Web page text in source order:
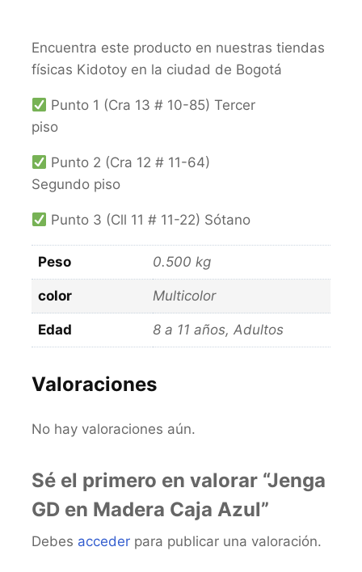
Encuentra este producto en nuestras tiendas
físicas Kidotoy en la ciudad de Bogotá
Punto 1 (Cra 13 # 10-85) Tercer
piso
Punto 2 (Cra 12 # 11-64)
Segundo piso
Punto 3 (Cll 11 # 11-22) Sótano
Peso 0.500 kg
color Multicolor
Edad 8 a 11 años, Adultos
Valoraciones
No hay valoraciones aún.
Sé el primero en valorar “Jenga
GD en Madera Caja Azul”
Debes acceder para publicar una valoración.